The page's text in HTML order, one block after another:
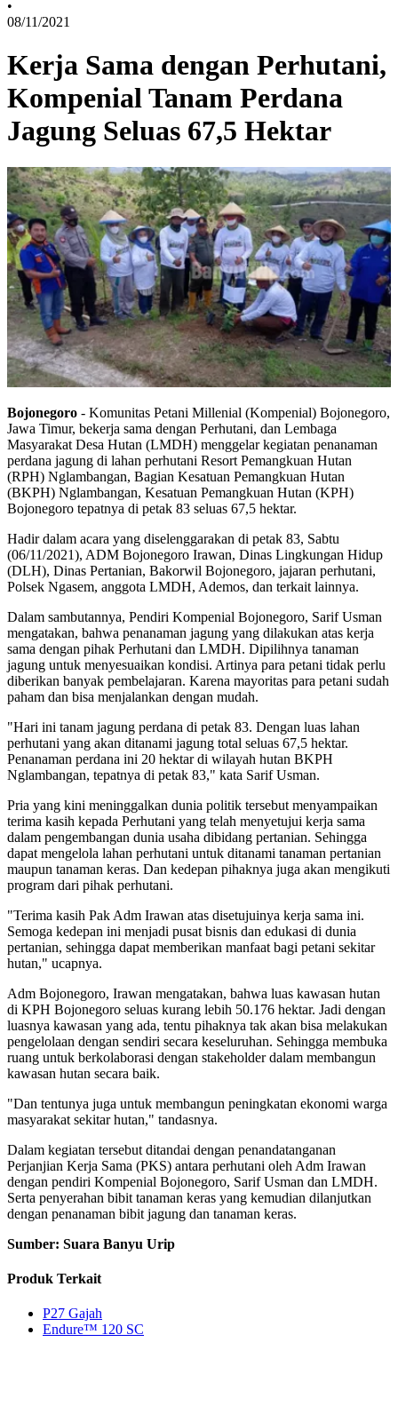
•
08/11/2021
Kerja Sama dengan Perhutani,
Kompenial Tanam Perdana
Jagung Seluas 67,5 Hektar
Bojonegoro - Komunitas Petani Millenial (Kompenial) Bojonegoro,
Jawa Timur, bekerja sama dengan Perhutani, dan Lembaga
Masyarakat Desa Hutan (LMDH) menggelar kegiatan penanaman
perdana jagung di lahan perhutani Resort Pemangkuan Hutan
(RPH) Nglambangan, Bagian Kesatuan Pemangkuan Hutan
(BKPH) Nglambangan, Kesatuan Pemangkuan Hutan (KPH)
Bojonegoro tepatnya di petak 83 seluas 67,5 hektar.
Hadir dalam acara yang diselenggarakan di petak 83, Sabtu
(06/11/2021), ADM Bojonegoro Irawan, Dinas Lingkungan Hidup
(DLH), Dinas Pertanian, Bakorwil Bojonegoro, jajaran perhutani,
Polsek Ngasem, anggota LMDH, Ademos, dan terkait lainnya.
Dalam sambutannya, Pendiri Kompenial Bojonegoro, Sarif Usman
mengatakan, bahwa penanaman jagung yang dilakukan atas kerja
sama dengan pihak Perhutani dan LMDH. Dipilihnya tanaman
jagung untuk menyesuaikan kondisi. Artinya para petani tidak perlu
diberikan banyak pembelajaran. Karena mayoritas para petani sudah
paham dan bisa menjalankan dengan mudah.
"Hari ini tanam jagung perdana di petak 83. Dengan luas lahan
perhutani yang akan ditanami jagung total seluas 67,5 hektar.
Penanaman perdana ini 20 hektar di wilayah hutan BKPH
Nglambangan, tepatnya di petak 83," kata Sarif Usman.
Pria yang kini meninggalkan dunia politik tersebut menyampaikan
terima kasih kepada Perhutani yang telah menyetujui kerja sama
dalam pengembangan dunia usaha dibidang pertanian. Sehingga
dapat mengelola lahan perhutani untuk ditanami tanaman pertanian
maupun tanaman keras. Dan kedepan pihaknya juga akan mengikuti
program dari pihak perhutani.
"Terima kasih Pak Adm Irawan atas disetujuinya kerja sama ini.
Semoga kedepan ini menjadi pusat bisnis dan edukasi di dunia
pertanian, sehingga dapat memberikan manfaat bagi petani sekitar
hutan," ucapnya.
Adm Bojonegoro, Irawan mengatakan, bahwa luas kawasan hutan
di KPH Bojonegoro seluas kurang lebih 50.176 hektar. Jadi dengan
luasnya kawasan yang ada, tentu pihaknya tak akan bisa melakukan
pengelolaan dengan sendiri secara keseluruhan. Sehingga membuka
ruang untuk berkolaborasi dengan stakeholder dalam membangun
kawasan hutan secara baik.
"Dan tentunya juga untuk membangun peningkatan ekonomi warga
masyarakat sekitar hutan," tandasnya.
Dalam kegiatan tersebut ditandai dengan penandatanganan
Perjanjian Kerja Sama (PKS) antara perhutani oleh Adm Irawan
dengan pendiri Kompenial Bojonegoro, Sarif Usman dan LMDH.
Serta penyerahan bibit tanaman keras yang kemudian dilanjutkan
dengan penanaman bibit jagung dan tanaman keras.
Sumber: Suara Banyu Urip
Produk Terkait
P27 Gajah
Endure™ 120 SC